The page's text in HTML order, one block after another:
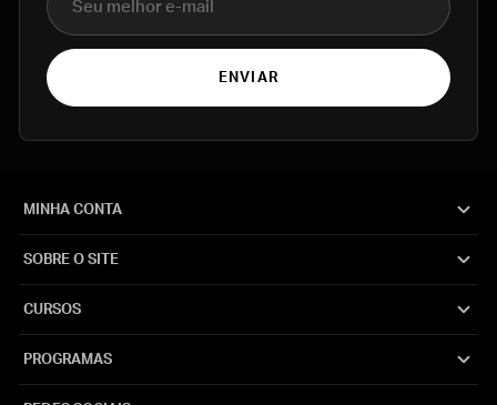
ENVIAR
MINHA CONTA
SOBRE O SITE
CURSOS
PROGRAMAS